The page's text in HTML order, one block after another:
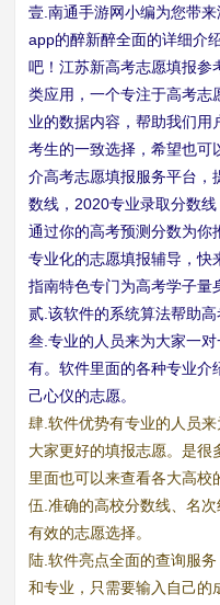
壹.南通手游网小编为您带
app的醉新醉全面的详细介
吧！江苏新高考志愿填报参
类应用，一个专注于高考志
业的数据内容，帮助我们用
考生的一致选择，希望也可
介高考志愿填报服务平台，
数线，2020专业录取分数
通过你的高考预测分数为你
专业化的志愿填报辅导，快
指南特色专门为高考学子量
贰.该软件的系统算法帮助高
叁.专业的人员来为大家一
有。软件里面的各种专业介
己心仪的志愿。
肆.软件优势有专业的人员
大家更好的填报志愿。是很
里面也可以来查看各大高校
伍.准确的高校分数线、名次
有效的志愿选择。
陆.软件亮点全面的查询服
和专业，只需要输入自己的